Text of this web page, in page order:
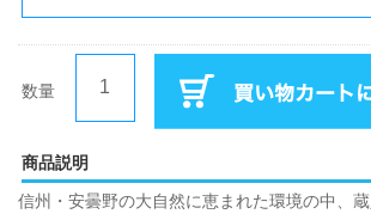
数量
商品説明
信州・安曇野の大自然に恵まれた環境の中、